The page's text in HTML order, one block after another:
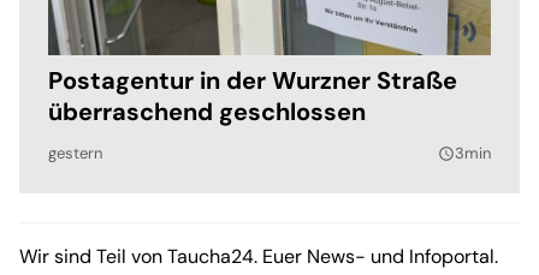
Postagentur in der Wurzner Straße
überraschend geschlossen
gestern query_builder3min
Wir sind Teil von Taucha24. Euer News- und Infoportal.